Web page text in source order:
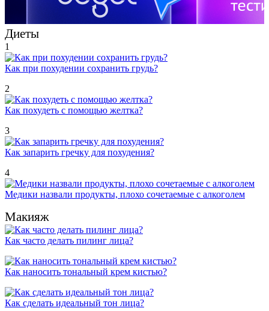
Диеты
1
Как при похудении сохранить грудь?
2
Как похудеть с помощью желтка?
3
Как запарить гречку для похудения?
4
Медики назвали продукты, плохо сочетаемые с алкоголем
Макияж
Как часто делать пилинг лица?
Как наносить тональный крем кистью?
Как сделать идеальный тон лица?